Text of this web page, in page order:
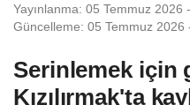
Yayınlanma: 05 Temmuz 2026
Güncelleme: 05 Temmuz 2026
Serinlemek için
Kızılırmak'ta